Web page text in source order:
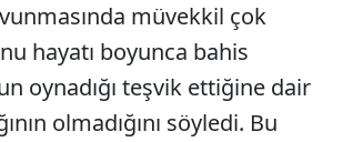
müvekkil çok
hayatı boyunca bahis
oynadığı teşvik ettiğine dair
olmadığını söyledi. Bu